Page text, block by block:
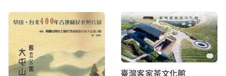
臺灣客家茶文化館